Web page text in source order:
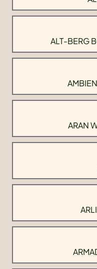
ALT-BERG
ARAN